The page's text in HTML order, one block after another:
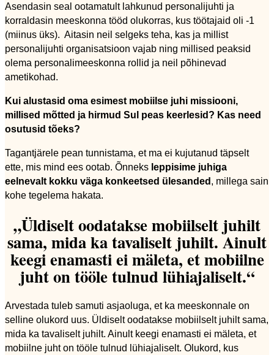
Asendasin seal ootamatult lahkunud personalijuhti ja
korraldasin meeskonna tööd olukorras, kus töötajaid oli -1
(miinus üks). Aitasin neil selgeks teha, kas ja millist
personalijuhti organisatsioon vajab ning millised peaksid
olema personalimeeskonna rollid ja neil põhinevad
ametikohad.
Kui alustasid oma esimest mobiilse juhi missiooni,
millised mõtted ja hirmud Sul peas keerlesid? Kas need
osutusid tõeks?
Tagantjärele pean tunnistama, et ma ei kujutanud täpselt
ette, mis mind ees ootab. Õnneks leppisime juhiga
eelnevalt kokku väga konkeetsed ülesanded , millega sain
kohe tegelema hakata.
„Üldiselt oodatakse mobiilselt juhilt
sama, mida ka tavaliselt juhilt. Ainult
keegi enamasti ei mäleta, et mobiilne
juht on tööle tulnud lühiajaliselt.“
Arvestada tuleb samuti asjaoluga, et ka meeskonnale on
selline olukord uus. Üldiselt oodatakse mobiilselt juhilt sama,
mida ka tavaliselt juhilt. Ainult keegi enamasti ei mäleta, et
mobiilne juht on tööle tulnud lühiajaliselt. Olukord, kus